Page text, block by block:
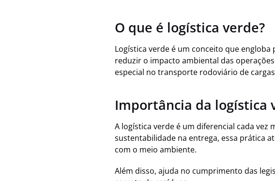
O que é logística verde?
Logística verde é um conceito que
reduzir o impacto ambiental das
especial no transporte rodoviário de
Importância da logística
A logística verde é um diferencial cada
sustentabilidade na entrega, essa prática
com o meio ambiente.
Além disso, ajuda no cumprimento das